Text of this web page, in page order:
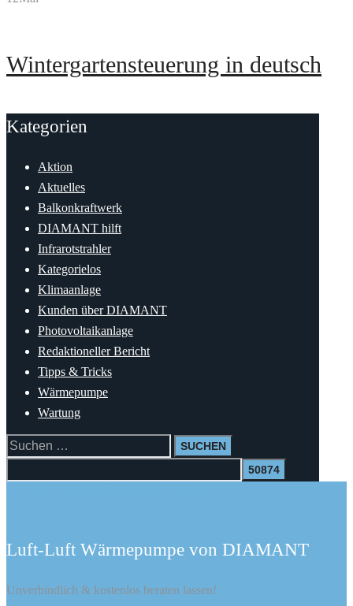
Wintergartensteuerung in deutsch
Kategorien
Aktion
Aktuelles
Balkonkraftwerk
DIAMANT hilft
Infrarotstrahler
Kategorielos
Klimaanlage
Kunden über DIAMANT
Photovoltaikanlage
Redaktioneller Bericht
Tipps & Tricks
Wärmepumpe
Wartung
Suchen
nach:
Luft-Luft Wärmepumpe von DIAMANT
Unverbindlich & kostenlos beraten lassen!